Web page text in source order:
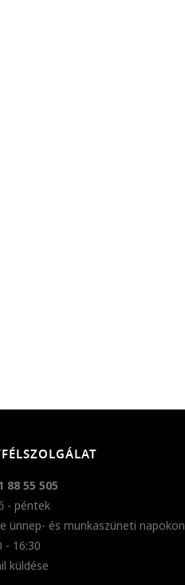
88 55 505
- péntek
ünnep- és munkaszüneti napokon
- 16:30
küldése